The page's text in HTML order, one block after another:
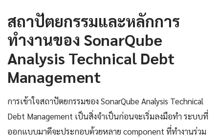
สถาปัตยกรรมและหลักการ
ทำงานของ SonarQube
Analysis Technical Debt
Management
การเข้าใจสถาปัตยกรรมของ SonarQube Analysis Technical
Debt Management เป็นสิ่งจำเป็นก่อนจะเริ่มลงมือทำ ระบบที่
ออกแบบมาดีจะประกอบด้วยหลาย component ที่ทำงานร่วม